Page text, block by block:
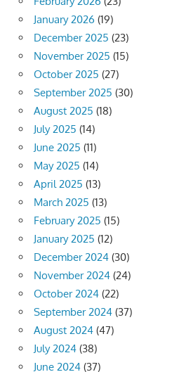
January 2026 (19)
December 2025 (23)
November 2025 (15)
October 2025 (27)
September 2025 (30)
August 2025 (18)
July 2025 (14)
June 2025 (11)
May 2025 (14)
April 2025 (13)
March 2025 (13)
February 2025 (15)
January 2025 (12)
December 2024 (30)
November 2024 (24)
October 2024 (22)
September 2024 (37)
August 2024 (47)
July 2024 (38)
June 2024 (37)